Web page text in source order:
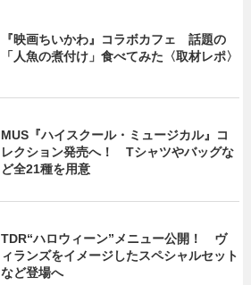
『映画ちいかわ』コラボカフェ 話題の
「人魚の煮付け」食べてみた〈取材レポ〉
MUS『ハイスクール・ミュージカル』コ
レクション発売へ！ Tシャツやバッグな
ど全21種を用意
TDR“ハロウィーン”メニュー公開！ ヴ
ィランズをイメージしたスペシャルセット
など登場へ